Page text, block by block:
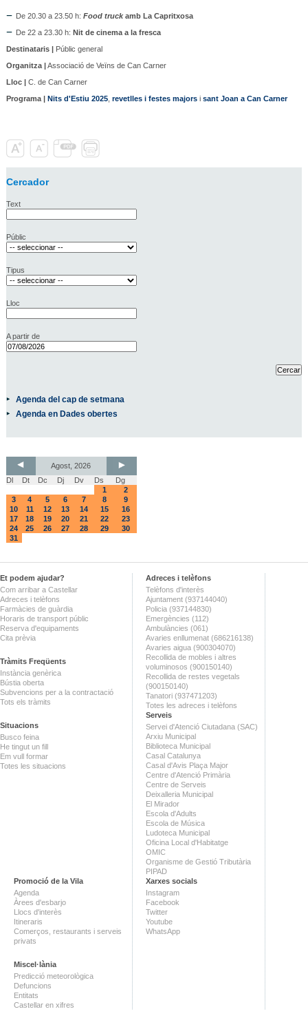
De 20.30 a 23.50 h: Food truckamb La Capritxosa
De 22 a 23.30 h: Nit de cinema a la fresca
Destinataris |Públic general
Organitza |Associació de Veïns de Can Carner
Lloc |C. de Can Carner
Programa | Nits d'Estiu 2025, revetlles i festes majorsi sant Joan a Can Carner
Cercador
Text
Públic
Tipus
Lloc
A partir de
Agenda del cap de setmana
Agenda en Dades obertes
Agost, 2026
Dl
Dt Dc Dj Dv Ds
Dg
1
2
3
4 5 6 7 8
9
10
11 12 13 14 15
16
17
18 19 20 21 22
23
24
25 26 27 28 29
30
31
Et podem ajudar?
Com arribar a Castellar
Adreces i telèfons
Farmàcies de guàrdia
Horaris de transport públic
Reserva d'equipaments
Cita prèvia
Tràmits Freqüents
Instància genèrica
Bústia oberta
Subvencions per a la contractació
Tots els tràmits
Situacions
Busco feina
He tingut un fill
Em vull formar
Totes les situacions
Adreces i telèfons
Telèfons d'interès
Ajuntament (937144040)
Policia (937144830)
Emergències (112)
Ambulàncies (061)
Avaries enllumenat (686216138)
Avaries aigua (900304070)
Recollida de mobles i altres
voluminosos (900150140)
Recollida de restes vegetals
(900150140)
Tanatori (937471203)
Totes les adreces i telèfons
Serveis
Servei d'Atenció Ciutadana (SAC)
Arxiu Municipal
Biblioteca Municipal
Casal Catalunya
Casal d'Avis Plaça Major
Centre d'Atenció Primària
Centre de Serveis
Deixalleria Municipal
El Mirador
Escola d'Adults
Escola de Música
Ludoteca Municipal
Oficina Local d'Habitatge
OMIC
Organisme de Gestió Tributària
PIPAD
Promoció de la Vila
Agenda
Àrees d'esbarjo
Llocs d'interès
Itineraris
Comerços, restaurants i serveis
privats
Miscel·lània
Predicció meteorològica
Defuncions
Entitats
Castellar en xifres
Xarxes socials
Instagram
Facebook
Twitter
Youtube
WhatsApp